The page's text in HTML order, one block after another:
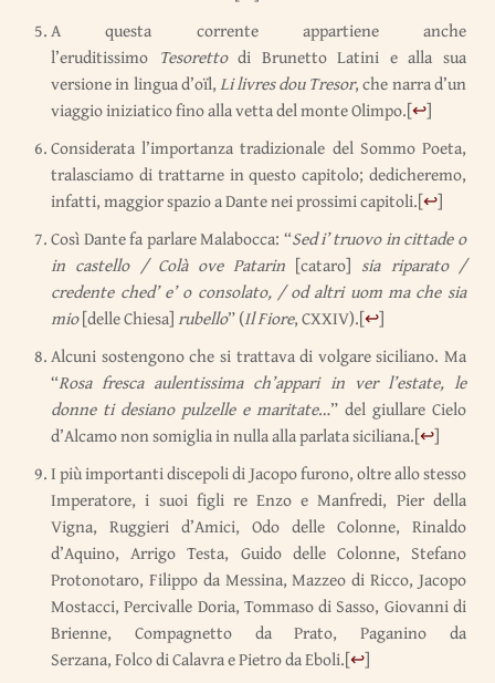
A questa corrente appartiene anche
l’eruditissimo Tesorettodi Brunetto Latini e alla sua
versione in lingua d’oïl,Li livres dou Tresor, che narra d’un
viaggio iniziatico fino alla vetta del monte Olimpo.[↩]
Considerata l’importanza tradizionale del Sommo Poeta,
tralasciamo di trattarne in questo capitolo; dedicheremo,
infatti, maggior spazio a Dante nei prossimi capitoli.[↩]
Così Dante fa parlare Malabocca: “Sed i’ truovo in cittade o
in castello / Colà ove Patarin [cataro] sia riparato /
credente ched’ e’ o consolato, / od altri uom ma che sia
mio[delle Chiesa]rubello” (Il Fiore, CXXIV).[↩]
Alcuni sostengono che si trattava di volgare siciliano. Ma
“Rosa fresca aulentissima ch’appari in ver l’estate, le
donne ti desiano pulzelle e maritate…” del giullare Cielo
d’Alcamo non somiglia in nulla alla parlata siciliana.[↩]
I più importanti discepoli di Jacopo furono, oltre allo stesso
Imperatore, i suoi figli re Enzo e Manfredi, Pier della
Vigna, Ruggieri d’Amici, Odo delle Colonne, Rinaldo
d’Aquino, Arrigo Testa, Guido delle Colonne, Stefano
Protonotaro, Filippo da Messina, Mazzeo di Ricco, Jacopo
Mostacci, Percivalle Doria, Tommaso di Sasso, Giovanni di
Brienne, Compagnetto da Prato, Paganino da
Serzana, Folco di Calavra e Pietro da Eboli.[↩]